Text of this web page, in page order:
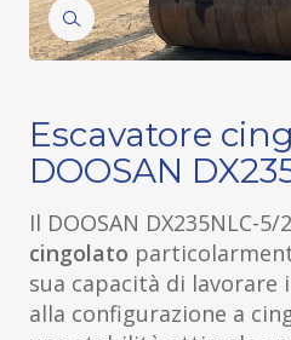
Escavatore
DOOSAN
Il DOOSAN DX235NLC-5/
cingolato
sua capacità di lavorare
alla configurazione a